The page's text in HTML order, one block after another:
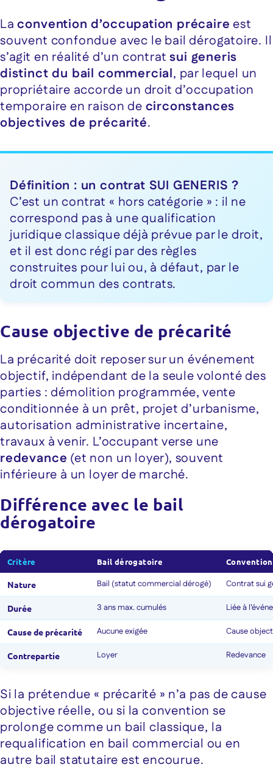
Laconvention d’occupation précaire est
souvent confondue avec le bail dérogatoire. Il
s’agit en réalité d’un contratsui generis
distinct du bail commercial, par lequel un
propriétaire accorde un droit d’occupation
temporaire en raison de circonstances
objectives de précarité.
Définition : un contrat SUI GENERIS ?
C’est un contrat « hors catégorie » : il ne
correspond pas à une qualification
juridique classique déjà prévue par le droit,
et il est donc régi par des règles
construites pour lui ou, à défaut, par le
droit commun des contrats.
Cause objective de précarité
La précarité doit reposer sur un événement
objectif, indépendant de la seule volonté des
parties : démolition programmée, vente
conditionnée à un prêt, projet d’urbanisme,
autorisation administrative incertaine,
travaux à venir. L’occupant verse une
redevance (et non un loyer), souvent
inférieure à un loyer de marché.
Différence avec le bail
dérogatoire
Critère Bail dérogatoire
Nature Bail (statut commercial dérogé) Contrat sui
Durée 3 ans max. cumulés Liée à
Cause de précarité Aucune exigée Cause
Contrepartie Loyer Redevance
Si la prétendue « précarité » n’a pas de cause
objective réelle, ou si la convention se
prolonge comme un bail classique, la
requalification en bail commercial ou en
autre bail statutaire est encourue.